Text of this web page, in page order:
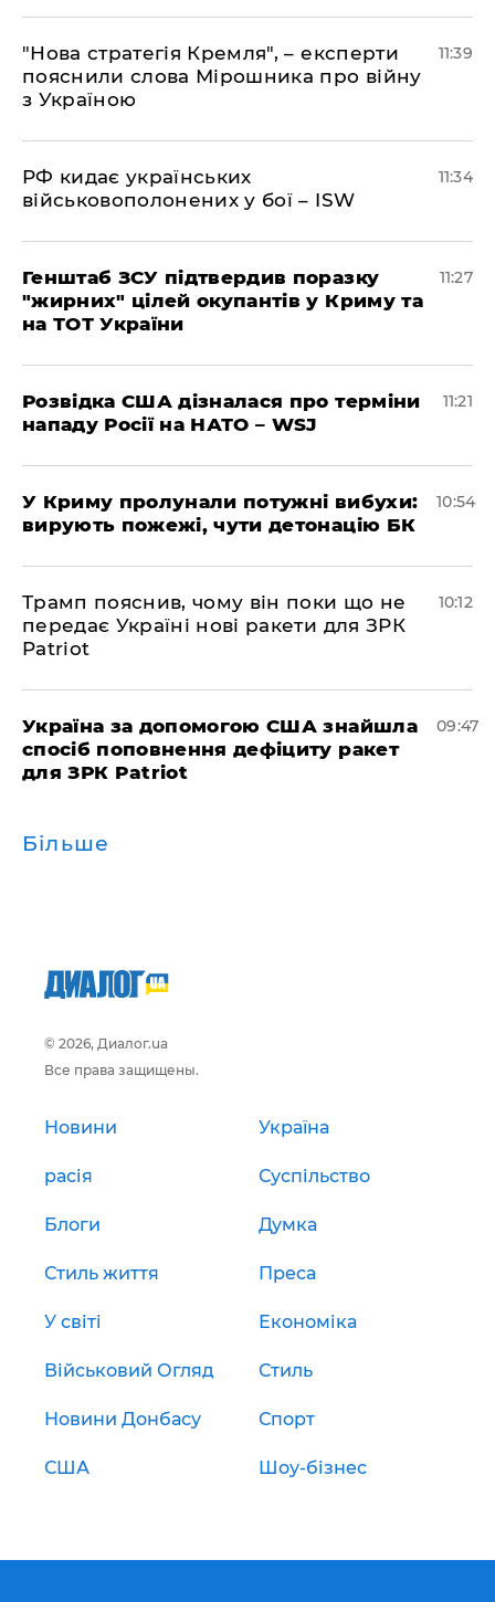
"Нова стратегія Кремля", – експерти
пояснили слова Мірошника про війну
з Україною
11:39
РФ кидає українських
військовополонених у бої – ISW
11:34
Генштаб ЗСУ підтвердив поразку
"жирних" цілей окупантів у Криму та
на ТОТ України
11:27
Розвідка США дізналася про терміни
нападу Росії на НАТО – WSJ
11:21
У Криму пролунали потужні вибухи:
вирують пожежі, чути детонацію БК
10:54
Трамп пояснив, чому він поки що не
передає Україні нові ракети для ЗРК
Patriot
10:12
Україна за допомогою США знайшла
спосіб поповнення дефіциту ракет
для ЗРК Patriot
09:47
Більше
© 2026, Диалог.ua
Все права защищены.
Новини Україна
расія Суспільство
Блоги Думка
Стиль життя Преса
У світі Економіка
Військовий Огляд Стиль
Новини Донбасу Спорт
США Шоу-бізнес